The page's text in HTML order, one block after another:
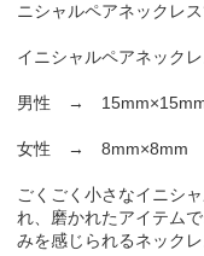
ニシャルペアネックレス
イニシャルペアネック
男性 →
女性 → 8mm×8mm
ごくごく小さなイニシ
れ、磨かれたアイテム
みを感じられるネックレ